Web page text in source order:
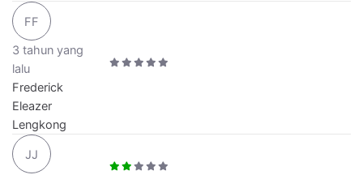
FF
3 tahun yang
lalu
Frederick
Eleazer
Lengkong
JJ